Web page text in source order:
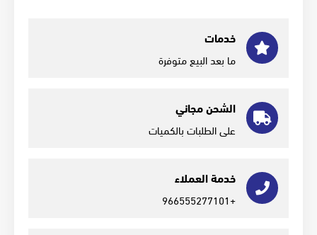
خدمات
ما بعد البيع متوفرة
الشحن مجاني
على الطلبات بالكميات
خدمة العملاء
+966555277101